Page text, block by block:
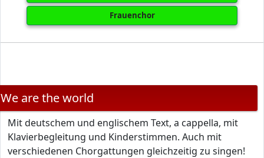
Frauenchor
We are the world
Mit deutschem und englischem Text, a cappella, mit
Klavierbegleitung und Kinderstimmen. Auch mit
verschiedenen Chorgattungen gleichzeitig zu singen!